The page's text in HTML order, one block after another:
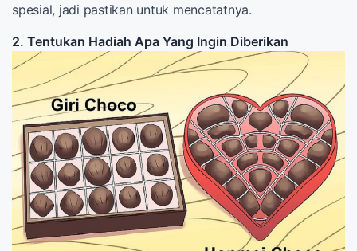
spesial, jadi pastikan untuk mencatatnya.
2. Tentukan Hadiah Apa Yang Ingin Diberikan